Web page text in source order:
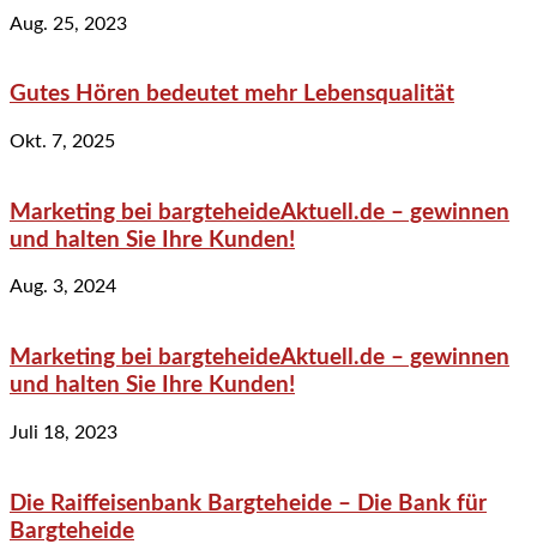
Aug. 25, 2023
Gutes Hören bedeutet mehr Lebensqualität
Okt. 7, 2025
Marketing bei bargteheideAktuell.de – gewinnen
und halten Sie Ihre Kunden!
Aug. 3, 2024
Marketing bei bargteheideAktuell.de – gewinnen
und halten Sie Ihre Kunden!
Juli 18, 2023
Die Raiffeisenbank Bargteheide – Die Bank für
Bargteheide